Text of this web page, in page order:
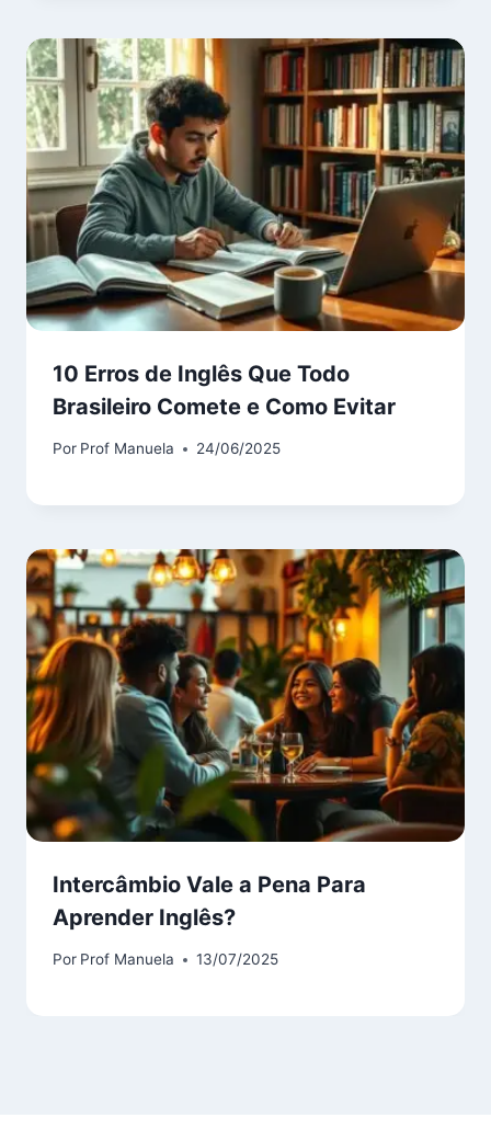
10 Erros de Inglês Que Todo
Brasileiro Comete e Como Evitar
Por Prof Manuela 24/06/2025
Intercâmbio Vale a Pena Para
Aprender Inglês?
Por Prof Manuela 13/07/2025